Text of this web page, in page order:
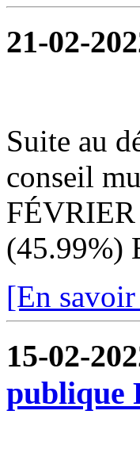
21-02-
Suite au
conseil
FÉVRIER
(45.99%)
[En
15-02-
publique